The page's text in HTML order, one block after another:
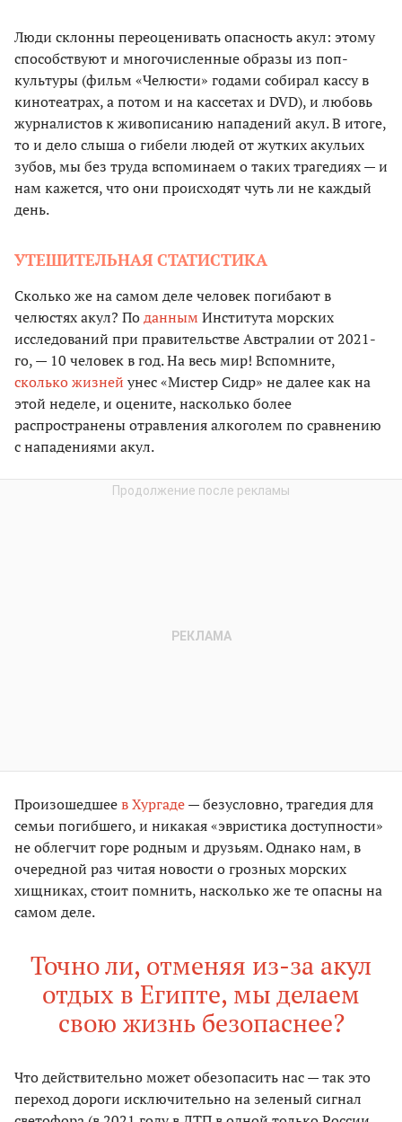
Люди склонны переоценивать опасность акул: этому
способствуют и многочисленные образы из поп-
культуры (фильм «Челюсти» годами собирал кассу в
кинотеатрах, а потом и на кассетах и DVD), и любовь
журналистов к живописанию нападений акул. В итоге,
то и дело слыша о гибели людей от жутких акульих
зубов, мы без труда вспоминаем о таких трагедиях — и
нам кажется, что они происходят чуть ли не каждый
день.
УТЕШИТЕЛЬНАЯ СТАТИСТИКА
Сколько же на самом деле человек погибают в
челюстях акул? Поданным Института морских
исследований при правительстве Австралии от 2021-
го, — 10 человек в год. На весь мир! Вспомните,
сколько жизней унес «Мистер Сидр» не далее как на
этой неделе, и оцените, насколько более
распространены отравления алкоголем по сравнению
с нападениями акул.
Произошедшеев Хургаде— безусловно, трагедия для
семьи погибшего, и никакая «эвристика доступности»
не облегчит горе родным и друзьям. Однако нам, в
очередной раз читая новости о грозных морских
хищниках, стоит помнить, насколько же те опасны на
самом деле.
Точно ли, отменяя из-за акул
отдых в Египте, мы делаем
свою жизнь безопаснее?
Что действительно может обезопасить нас — так это
переход дороги исключительно на зеленый сигнал